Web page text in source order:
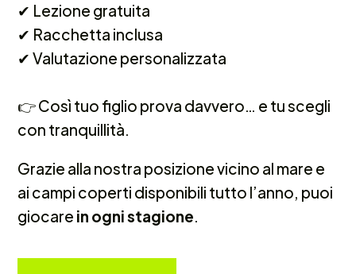
✔︎ Lezione gratuita
✔︎ Racchetta inclusa
✔︎ Valutazione personalizzata
👉 Così tuo figlio prova davvero… e tu scegli
con tranquillità.
Grazie alla nostra posizione vicino al mare e
ai campi coperti disponibili tutto l’anno, puoi
giocare in ogni stagione.